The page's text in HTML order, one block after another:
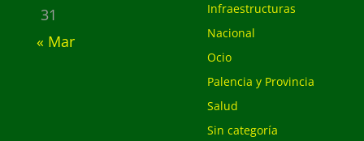
31
« Mar
Infraestructuras
Nacional
Ocio
Palencia y Provincia
Salud
Sin categoría